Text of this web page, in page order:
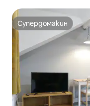
Супердомакин
Супердомакин